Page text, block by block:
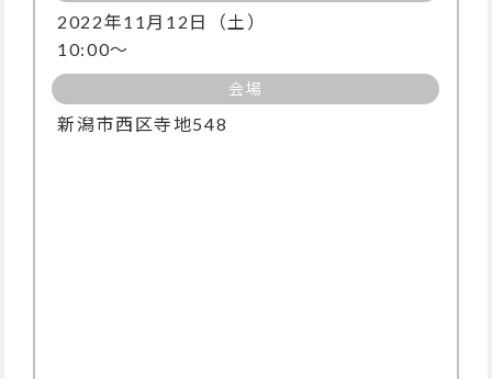
2022年11月12日（土）
10:00〜
会場
新潟市西区寺地548